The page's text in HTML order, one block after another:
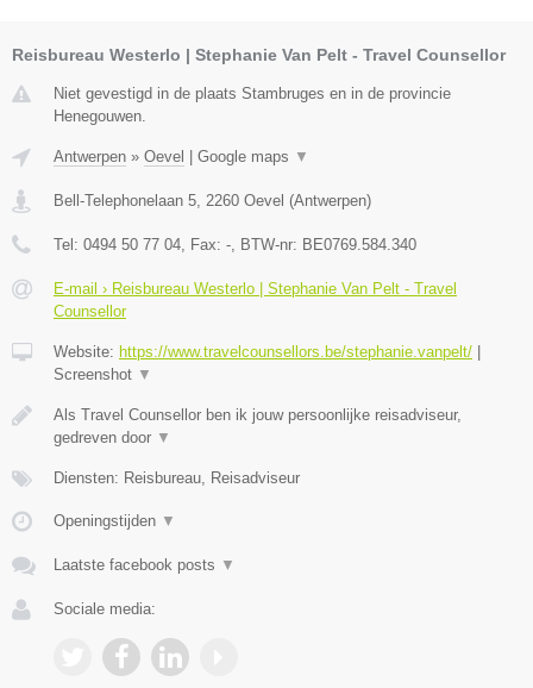
Reisbureau Westerlo | Stephanie Van Pelt - Travel Counsellor
Niet gevestigd in de plaats Stambruges en in de provincie
Henegouwen.
Antwerpen » Oevel Google maps ▼
Bell-Telephonelaan 5, 2260 Oevel (Antwerpen)
Tel: 0494 50 77 04, Fax: -, BTW-nr: BE0769.584.340
E-mail › Reisbureau Westerlo | Stephanie Van Pelt - Travel
Counsellor
Website: https://www.travelcounsellors.be/stephanie.vanpelt/
Screenshot ▼
Als Travel Counsellor ben ik jouw persoonlijke reisadviseur,
gedreven door ▼
Diensten: Reisbureau, Reisadviseur
Openingstijden ▼
Laatste facebook posts ▼
Sociale media: